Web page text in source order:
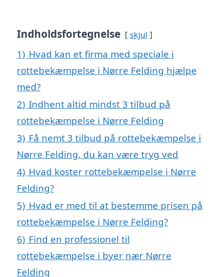
Indholdsfortegnelse skjul
1) Hvad kan et firma med speciale i
rottebekæmpelse i Nørre Felding hjælpe
med?
2) Indhent altid mindst 3 tilbud på
rottebekæmpelse i Nørre Felding
3) Få nemt 3 tilbud på rottebekæmpelse i
Nørre Felding, du kan være tryg ved
4) Hvad koster rottebekæmpelse i Nørre
Felding?
5) Hvad er med til at bestemme prisen på
rottebekæmpelse i Nørre Felding?
6) Find en professionel til
rottebekæmpelse i byer nær Nørre
Felding